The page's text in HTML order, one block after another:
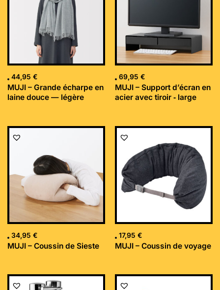
44,95 €
MUJI – Grande écharpe en
laine douce — légère
69,95 €
MUJI – Support d’écran en
acier avec tiroir ‐ large
34,95 €
MUJI – Coussin de Sieste
17,95 €
MUJI – Coussin de voyage
Le
Le